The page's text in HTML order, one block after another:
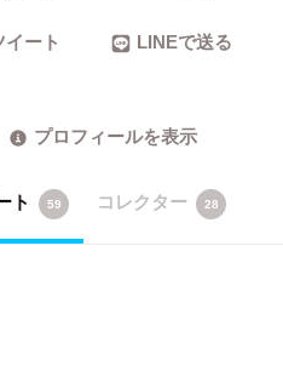
イート LINEで送る
プロフィールを表示
ト 59 コレクター 28